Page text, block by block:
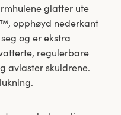
glatter ute
opphøyd nederkant
og er ekstra
regulerbare
avlaster skuldrene.